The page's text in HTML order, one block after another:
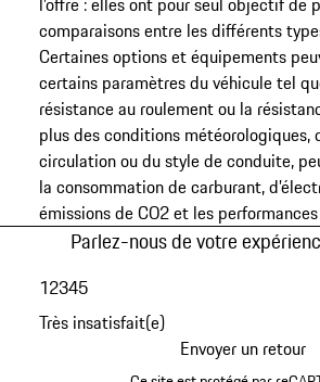
comparaisons entre les différents
Certaines options et équipements
certains paramètres du véhicule tel
résistance au roulement ou la
plus des conditions météorologiques,
circulation ou du style de conduite,
la consommation de carburant,
émissions de CO2 et les
Parlez-nous de votre
Très insatisfait(e)
12345
Envoyer un retour